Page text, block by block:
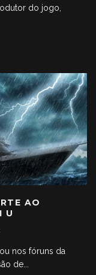
do jogo,
AO
U
nos fóruns da
de